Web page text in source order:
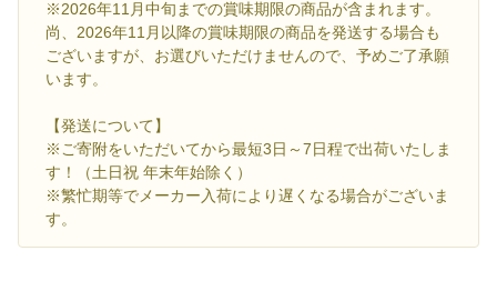
※2026年11月中旬までの賞味期限の商品が含まれます。
尚、2026年11月以降の賞味期限の商品を発送する場合も
ございますが、お選びいただけませんので、予めご了承願
います。
【発送について】
※ご寄附をいただいてから最短3日～7日程で出荷いたしま
す！（土日祝 年末年始除く）
※繁忙期等でメーカー入荷により遅くなる場合がございま
す。